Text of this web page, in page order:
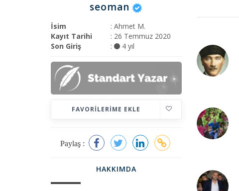
seoman
İsim
: Ahmet M.
Kayıt Tarihi
: 26 Temmuz 2020
Son Giriş
: 4 yıl
FAVORILERIME EKLE
Paylaş :
HAKKIMDA